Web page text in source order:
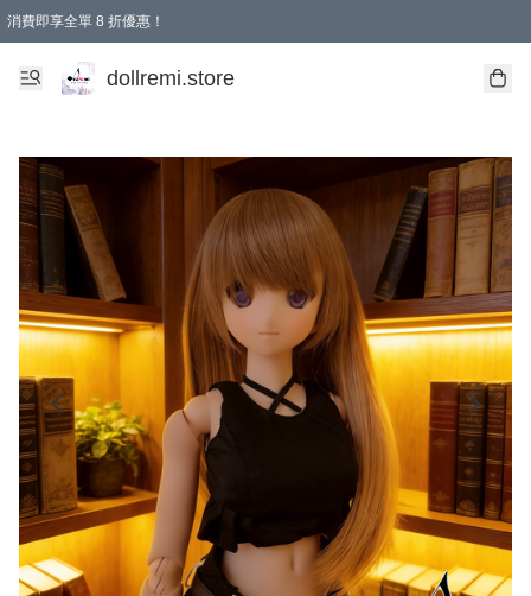
消費即享全單 8 折優惠！
購物滿 HKD 1500.00即享免運費優惠！（適用於 本地送貨、本地取貨、國際送貨 )
dollremi.store